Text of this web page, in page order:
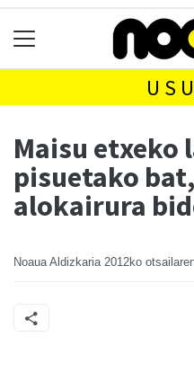
Maisu
pisuetako
alokairura
Noaua Aldizkaria 2012ko